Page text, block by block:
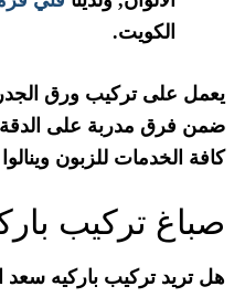
الكويت.
يعمل على تركيب ورق
ضمن فرق مدربة على الدقة
كافة الخدمات للزبون
صباغ تركيب
هل تريد تركيب باركيه سعد